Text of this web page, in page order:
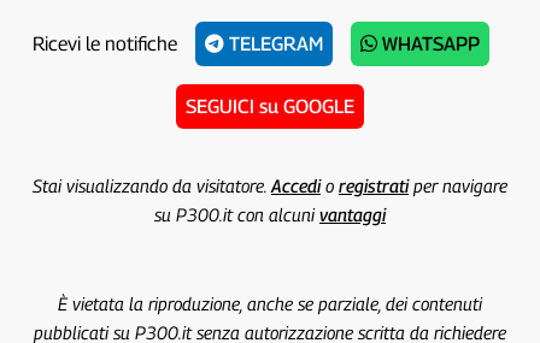
Ricevi le notifiche TELEGRAM WHATSAPP
SEGUICI su GOOGLE
Stai visualizzando da visitatore. Accedio registratiper navigare
su P300.it con alcunivantaggi
È vietata la riproduzione, anche se parziale, dei contenuti
pubblicati su P300.it senza autorizzazione scritta da richiedere